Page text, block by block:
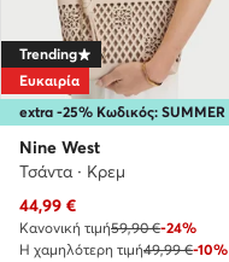
extra -25% Κωδικός: SUMMER
Trending
Ευκαιρία
Nine West
Τσάντα · Κρεμ
Τρέχουσα τιμή
44,99 €
Κανονική τιμή59,90 €-24%
Η χαμηλότερη τιμή49,99 €-10%